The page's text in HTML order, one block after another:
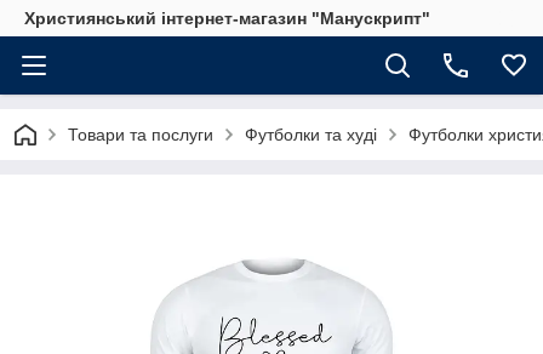
Християнський інтернет-магазин "Манускрипт"
Товари та послуги Футболки та худі Футболки